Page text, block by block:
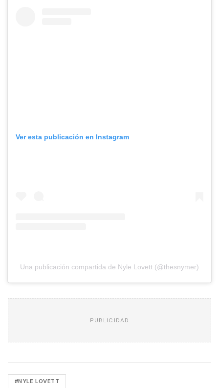
Ver esta publicación en Instagram
Una publicación compartida de Nyle Lovett (@thesnymer)
PUBLICIDAD
#NYLE LOVETT